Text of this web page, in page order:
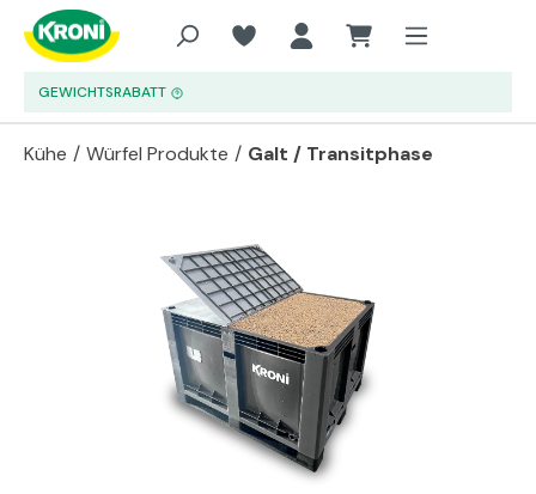
Zum Hauptinhalt springen
GEWICHTSRABATT
Kühe / Würfel Produkte / Galt / Transitphase
Bildergalerie überspringen